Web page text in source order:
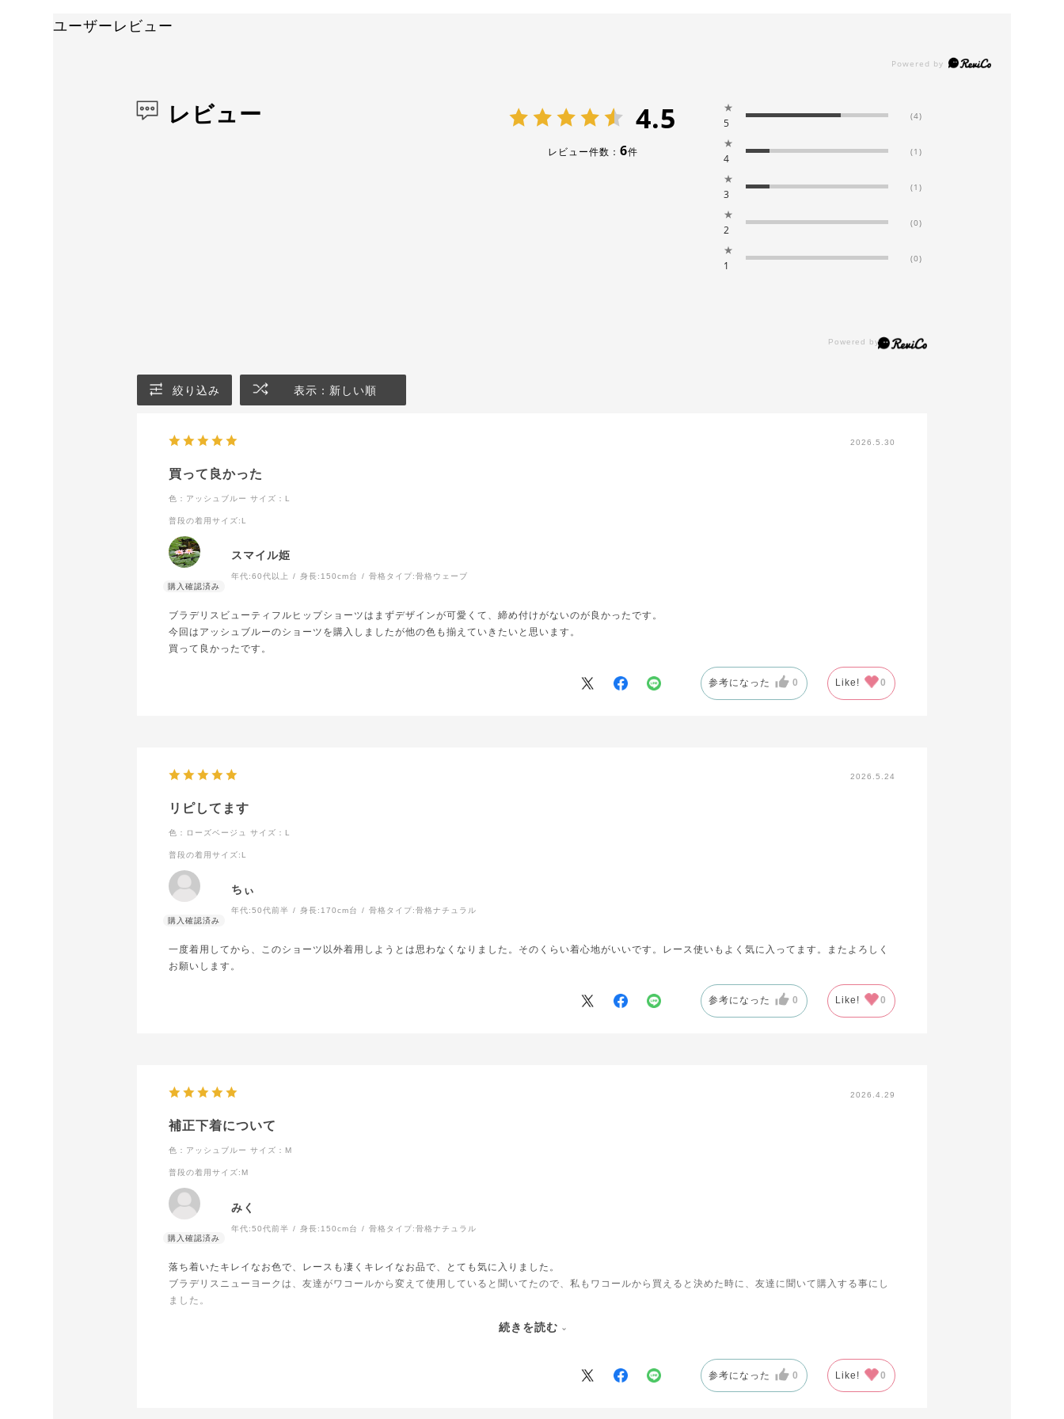
ユーザーレビュー
レビュー 4.5
レビュー件数： 6件
★
5
(4)
★
4
(1)
★
3
(1)
★
2
(0)
★
1
(0)
絞り込み 表示：新しい順
2026.5.30
買って良かった
色：アッシュブルー サイズ：L
普段の着用サイズ:L
スマイル姫
年代:60代以上 身長: 150cm台 骨格タイプ:骨格ウェーブ
ブラデリスビューティフルヒップショーツはまずデザインが可愛くて、締め付けがないのが良かったです。
今回はアッシュブルーのショーツを購入しましたが他の色も揃えていきたいと思います。
買って良かったです。
参考になった 0 Like! 0
2026.5.24
リピしてます
色：ローズベージュ サイズ：L
普段の着用サイズ:L
ちぃ
年代:50代前半 身長: 170cm台 骨格タイプ:骨格ナチュラル
一度着用してから、このショーツ以外着用しようとは思わなくなりました。そのくらい着心地がいいです。レース使いもよく気に入ってます。またよろしく
お願いします。
参考になった 0 Like! 0
2026.4.29
補正下着について
色：アッシュブルー サイズ：M
普段の着用サイズ:M
みく
年代:50代前半 身長: 150cm台 骨格タイプ:骨格ナチュラル
落ち着いたキレイなお色で、レースも凄くキレイなお品で、とても気に入りました。
ブラデリスニューヨークは、友達がワコールから変えて使用していると聞いてたので、私もワコールから買えると決めた時に、友達に聞いて購入する事にし
ました。
貴社の製品は凄くよく、今回上下8セットくらい、いろいろなショップで購入したので、これからはワコールから、ブラデリスニューヨークに変えて使用し
続きを読む
参考になった 0 Like! 0